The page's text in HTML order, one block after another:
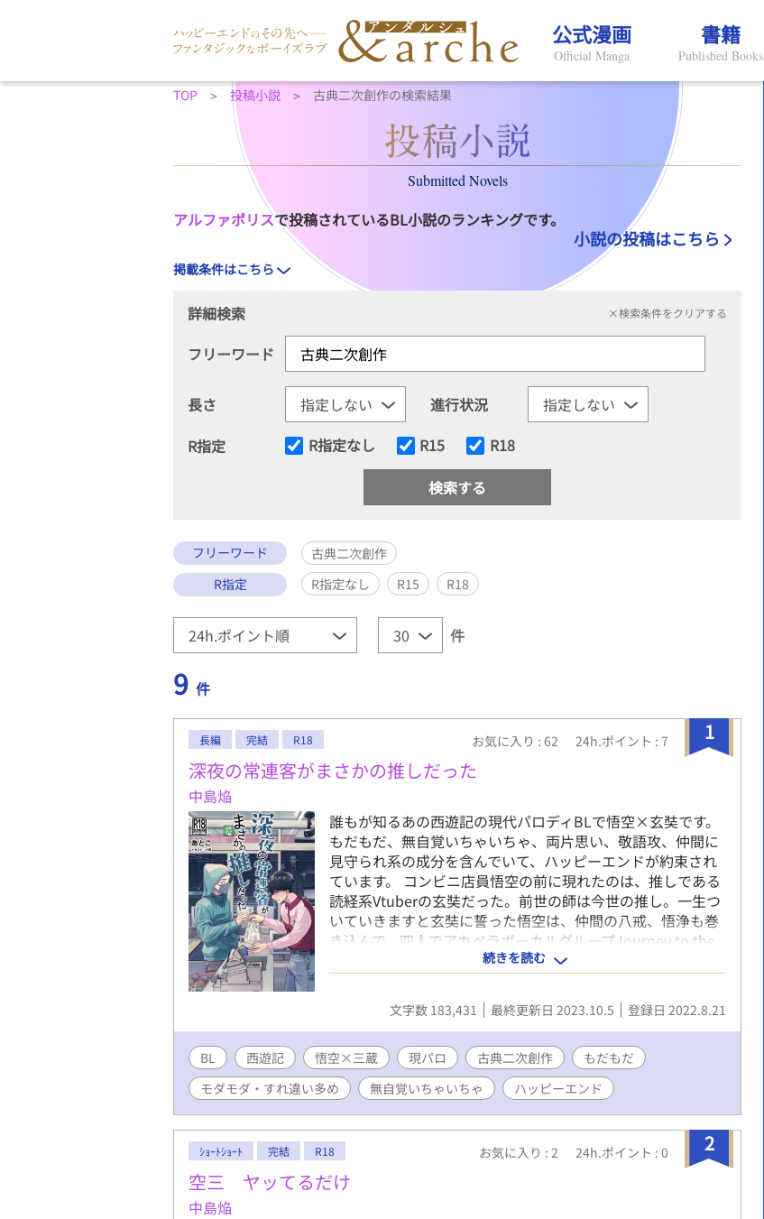
公式漫画
Official Manga
書籍
Published Books
TOP 投稿小説 古典二次創作の検索結果
Submitted Novels
アルファポリスで投稿されているBL小説のランキングです。
小説の投稿はこちら
掲載条件はこちら
詳細検索 ×検索条件をクリアする
フリーワード
長さ
進行状況
R指定
R指定なし R15 R18
フリーワード
古典二次創作
R指定
R指定なし R15 R18
件
9 件
1
長編 完結 R18 お気に入り : 62 24h.ポイント : 7
深夜の常連客がまさかの推しだった
中島焔
誰もが知るあの西遊記の現代パロディBLで悟空×玄奘です。
もだもだ、無自覚いちゃいちゃ、両片思い、敬語攻、仲間に
見守られ系の成分を含んでいて、ハッピーエンドが約束され
ています。 コンビニ店員悟空の前に現れたのは、推しである
読経系Vtuberの玄奘だった。前世の師は今世の推し。一生つ
いていきますと玄奘に誓った悟空は、仲間の八戒、悟浄も巻
き込んで、四人でアカペラボーカルグループJourney to the
Westとしてデビューすることに。 しかし、玄奘に横恋慕し
たヤクザから逃れるために、まずは悟空に求められたのは恋
人のふりをしてキスを見せつけること…⁉︎ オタクは推しと
つきあってはならないと動揺しながらも、毎日推しの笑顔を
だ無自覚いちゃいちゃ同棲生活が今、始まる。 よかったらお
気に入り登録していただけると嬉しいです。 表紙は大鷲さん
https://twitter.com/owsup1 に描いていただきました。 こち
らでも公開始めました。
https://kakuyomu.jp/works/16817330667285886701
https://story.nola-novel.com/novel/N-74ae54ad-34d6-
4e7c-873c-db2e91ce40f0
続きを読む
文字数 183,431 最終更新日 2023.10.5 登録日 2022.8.21
BL 西遊記 悟空×三蔵 現パロ 古典二次創作
もだもだ
モダモダ・すれ違い多め
無自覚いちゃいちゃ ハッピーエンド
2
ｼｮｰﾄｼｮｰﾄ 完結 R18 お気に入り : 2 24h.ポイント : 0
空三 ヤッてるだけ
中島焔